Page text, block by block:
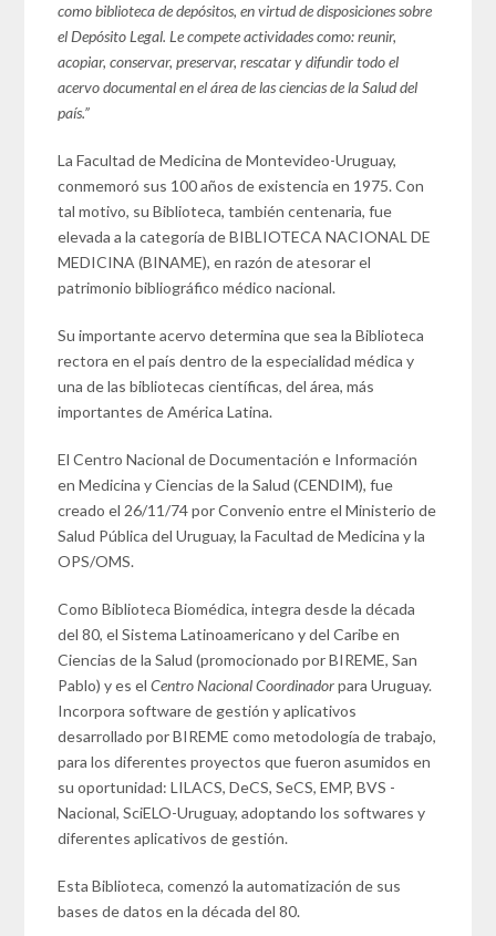
como biblioteca de depósitos, en virtud de disposiciones sobre
el Depósito Legal. Le compete actividades como: reunir,
acopiar, conservar, preservar, rescatar y difundir todo el
acervo documental en el área de las ciencias de la Salud del
país.”
La Facultad de Medicina de Montevideo-Uruguay,
conmemoró sus 100 años de existencia en 1975. Con
tal motivo, su Biblioteca, también centenaria, fue
elevada a la categoría de BIBLIOTECA NACIONAL DE
MEDICINA (BINAME), en razón de atesorar el
patrimonio bibliográfico médico nacional.
Su importante acervo determina que sea la Biblioteca
rectora en el país dentro de la especialidad médica y
una de las bibliotecas científicas, del área, más
importantes de América Latina.
El Centro Nacional de Documentación e Información
en Medicina y Ciencias de la Salud (CENDIM), fue
creado el 26/11/74 por Convenio entre el Ministerio de
Salud Pública del Uruguay, la Facultad de Medicina y la
OPS/OMS.
Como Biblioteca Biomédica, integra desde la década
del 80, el Sistema Latinoamericano y del Caribe en
Ciencias de la Salud (promocionado por BIREME, San
Pablo) y es elCentro Nacional Coordinadorpara Uruguay.
Incorpora software de gestión y aplicativos
desarrollado por BIREME como metodología de trabajo,
para los diferentes proyectos que fueron asumidos en
su oportunidad: LILACS, DeCS, SeCS, EMP, BVS -
Nacional, SciELO-Uruguay, adoptando los softwares y
diferentes aplicativos de gestión.
Esta Biblioteca, comenzó la automatización de sus
bases de datos en la década del 80.